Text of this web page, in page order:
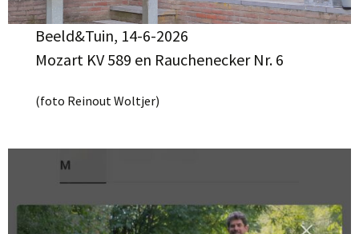
Beeld&Tuin, 14-6-2026
Mozart KV 589 en Rauchenecker Nr. 6
(foto Reinout Woltjer)